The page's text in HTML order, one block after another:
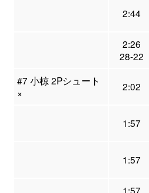
2:44
2:26
28-22
#7 小椋 2Pシュート
×
2:02
1:57
1:57
1:57